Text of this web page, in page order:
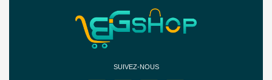
SUIVEZ-NOUS